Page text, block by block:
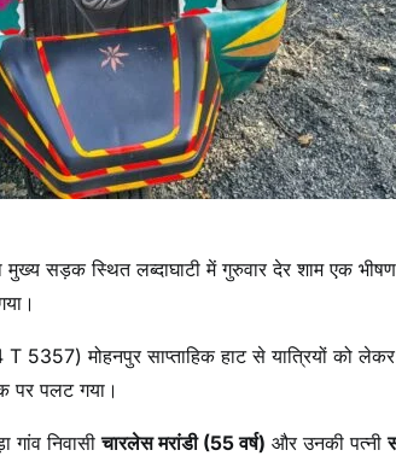
मुख्य सड़क स्थित लब्दाघाटी में गुरुवार देर शाम एक
5357) मोहनपुर साप्ताहिक हाट से यात्रियों को लेकर
पर पलट गया।
गांव निवासीचारलेस मरांडी (55 वर्ष) और उनकी पत्नी